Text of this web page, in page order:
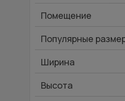
Помещение
Ванная и туалет
Дача
Популярные
600х2000
Ширина
Ширина 40 см
Высота